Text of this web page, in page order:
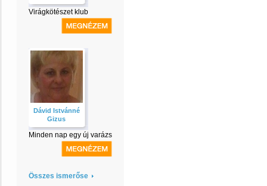
Virágkötészet klub
Dávid Istvánné
Gizus
Minden nap egy új varázs
Összes ismerőse